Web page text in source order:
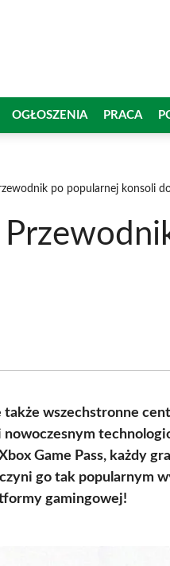
OGŁOSZENIA PRACA
po popularnej konsoli
także wszechstronne
Game Pass, każdy
go tak popularnym
gamingowej!